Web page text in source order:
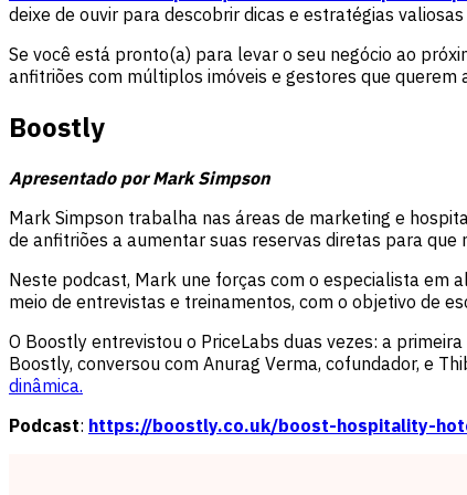
deixe de ouvir para descobrir dicas e estratégias
Se você está pronto(a) para levar o seu negócio ao
anfitriões com múltiplos imóveis e gestores que
Boostly
Apresentado por Mark Simpson
Mark Simpson trabalha nas áreas de marketing e
de anfitriões a aumentar suas reservas diretas para que
Neste podcast, Mark une forças com o especialista em
meio de entrevistas e treinamentos, com o objetivo de
O Boostly entrevistou o PriceLabs duas vezes: a
Boostly, conversou com Anurag Verma, cofundador, e
dinâmica.
Podcast: https://boostly.co.uk/boost-hospitality-